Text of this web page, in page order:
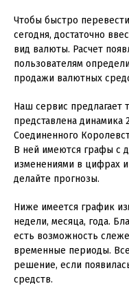
Чтобы быстро
сегодня, достаточно
вид валюты. Расчет
пользователям
продажи валютных
Наш сервис предлагает
представлена
Соединенного
В ней имеются графы с
изменениями в цифрах
делайте прогнозы.
Ниже имеется график
недели, месяца, года.
есть возможность
временные периоды.
решение, если
средств.